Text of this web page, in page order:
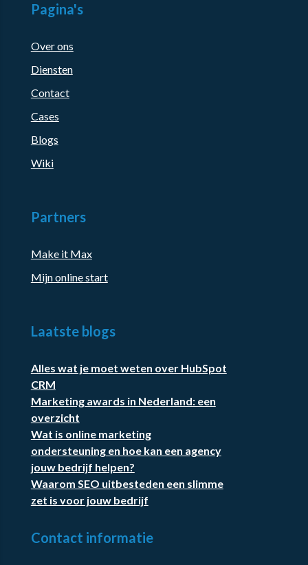
Pagina's
Over ons
Diensten
Contact
Cases
Blogs
Wiki
Partners
Make it Max
Mijn online start
Laatste blogs
Alles wat je moet weten over HubSpot
CRM
Marketing awards in Nederland: een
overzicht
Wat is online marketing
ondersteuning en hoe kan een agency
jouw bedrijf helpen?
Waarom SEO uitbesteden een slimme
zet is voor jouw bedrijf
Contact informatie